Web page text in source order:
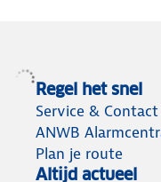
Regel het snel
Service & Contact
ANWB
Plan je route
Altijd actueel